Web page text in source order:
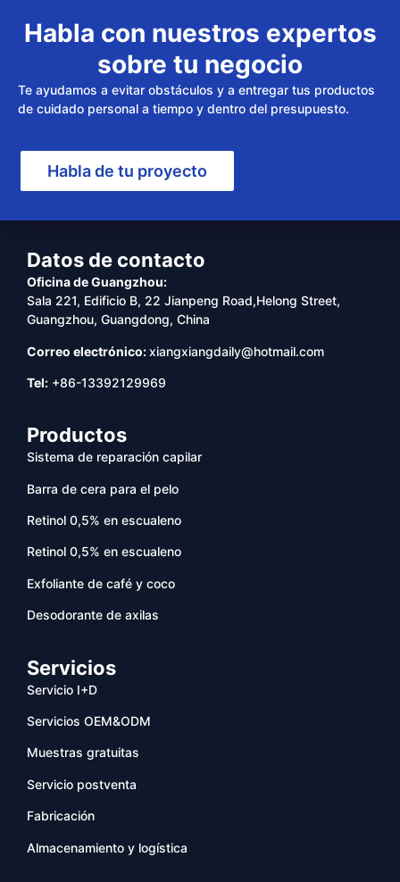
Habla con nuestros expertos
sobre tu negocio
Te ayudamos a evitar obstáculos y a entregar tus productos
de cuidado personal a tiempo y dentro del presupuesto.
Habla de tu proyecto
Datos de contacto
Oficina de Guangzhou:
Sala 221, Edificio B, 22 Jianpeng Road,Helong Street,
Guangzhou, Guangdong, China
Correo electrónico:xiangxiangdaily@hotmail.com
Tel: +86-13392129969
Productos
Sistema de reparación capilar
Barra de cera para el pelo
Retinol 0,5% en escualeno
Retinol 0,5% en escualeno
Exfoliante de café y coco
Desodorante de axilas
Servicios
Servicio I+D
Servicios OEM&ODM
Muestras gratuitas
Servicio postventa
Fabricación
Almacenamiento y logística